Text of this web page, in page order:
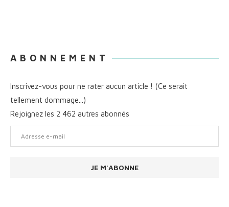
A B O N N E M E N T
Inscrivez-vous pour ne rater aucun article ! (Ce serait
tellement dommage...)
Rejoignez les 2 462 autres abonnés
e-
JE M'ABONNE